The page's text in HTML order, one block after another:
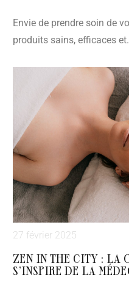
Envie de prendre soin de
produits sains, efficaces
27 février 2025
ZEN IN THE CITY : LA
S’INSPIRE DE LA